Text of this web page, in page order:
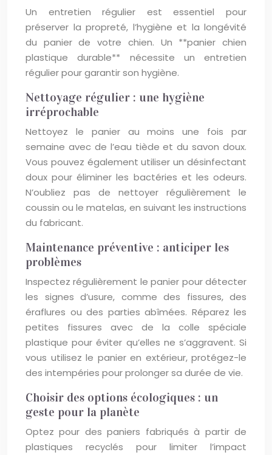
Un entretien régulier est essentiel pour
préserver la propreté, l’hygiène et la longévité
du panier de votre chien. Un **panier chien
plastique durable** nécessite un entretien
régulier pour garantir son hygiène.
Nettoyage régulier : une hygiène
irréprochable
Nettoyez le panier au moins une fois par
semaine avec de l’eau tiède et du savon doux.
Vous pouvez également utiliser un désinfectant
doux pour éliminer les bactéries et les odeurs.
N’oubliez pas de nettoyer régulièrement le
coussin ou le matelas, en suivant les instructions
du fabricant.
Maintenance préventive : anticiper les
problèmes
Inspectez régulièrement le panier pour détecter
les signes d’usure, comme des fissures, des
éraflures ou des parties abîmées. Réparez les
petites fissures avec de la colle spéciale
plastique pour éviter qu’elles ne s’aggravent. Si
vous utilisez le panier en extérieur, protégez-le
des intempéries pour prolonger sa durée de vie.
Choisir des options écologiques : un
geste pour la planète
Optez pour des paniers fabriqués à partir de
plastiques recyclés pour limiter l’impact